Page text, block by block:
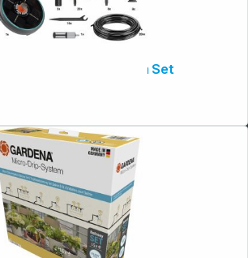
Gardena Solar-Bewässerung aquaBloom Set